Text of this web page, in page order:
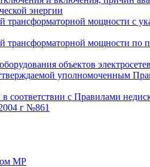
энергии
трансформаторной мощности с
трансформаторной мощности
объектов
уполномоченным
с Правилами
г №861
МР